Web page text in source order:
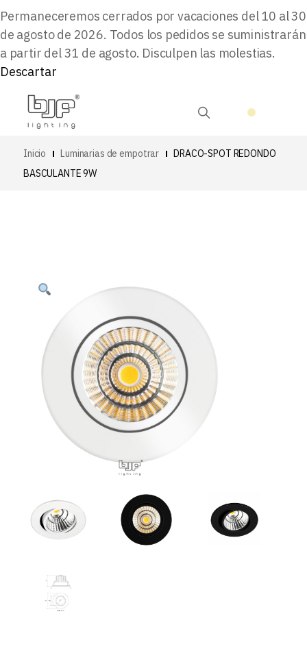
Permaneceremos cerrados por vacaciones del 10 al 30
de agosto de 2026. Todos los pedidos se suministrarán
a partir del 31 de agosto. Disculpen las molestias.
Descartar
Inicio Luminarias de empotrar
DRACO-SPOT REDONDO
BASCULANTE 9W